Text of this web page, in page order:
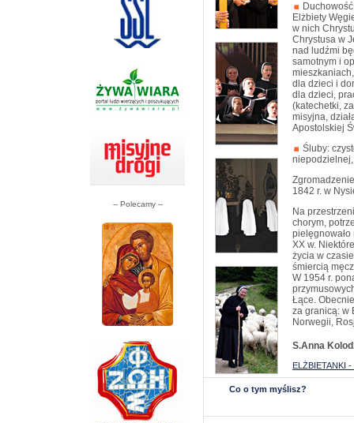
-- Polecamy --
Elżbiety
w nich
Chrystusa w
nad ludźmi
samotnym i
dla dzieci i
dla dzieci,
(katechetki,
misyjna,
Apostolskiej
Śluby:
1842 r. w
Na
chorym,
pielęgnowało
XX w.
życia w
śmiercią
W 1954 r.
Łące.
za granicą: w
Norwegii,
S.Anna
ELŻBIETANKI
Co o tym myślisz?